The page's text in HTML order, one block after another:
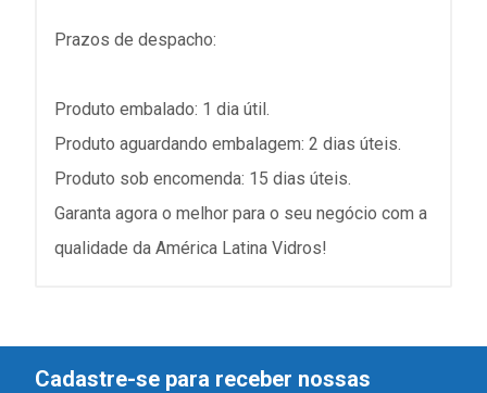
Prazos de despacho:
Produto embalado: 1 dia útil.
Produto aguardando embalagem: 2 dias úteis.
Produto sob encomenda: 15 dias úteis.
Garanta agora o melhor para o seu negócio com a
qualidade da América Latina Vidros!
Cadastre-se para receber nossas